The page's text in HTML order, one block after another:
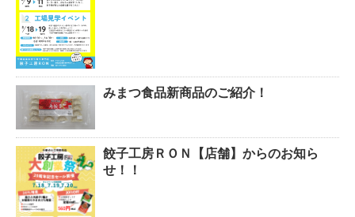
みまつ食品新商品のご紹介！
餃子工房ＲＯＮ【店舗】からのお知ら
せ！！